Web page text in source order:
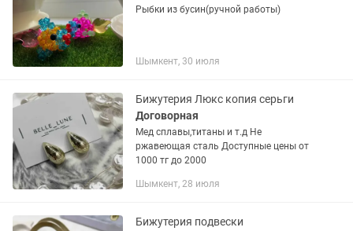
Рыбки из бусин(ручной работы)
Шымкент, 30 июля
Бижутерия Люкс копия серьги
Договорная
Мед сплавы,титаны и т.д Не
ржавеющая сталь Доступные цены от
1000 тг до 2000
Шымкент, 28 июля
Бижутерия подвески